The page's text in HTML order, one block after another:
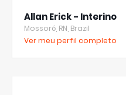
Allan Erick - Interino
Mossoró, RN, Brazil
Ver meu perfil completo